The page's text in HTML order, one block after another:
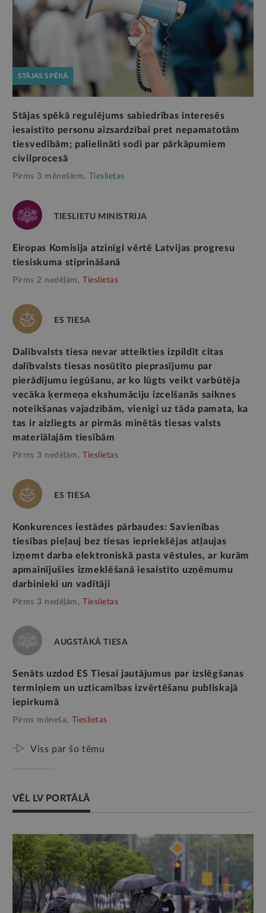
STĀJAS SPĒKĀ
Stājas spēkā regulējums sabiedrības interesēs
iesaistīto personu aizsardzībai pret nepamatotām
tiesvedībām; palielināti sodi par pārkāpumiem
civilprocesā
Pirms 3 mēnešiem, Tieslietas
TIESLIETU MINISTRIJA
Eiropas Komisija atzinīgi vērtē Latvijas progresu
tiesiskuma stiprināšanā
Pirms 2 nedēļām, Tieslietas
ES TIESA
Dalībvalsts tiesa nevar atteikties izpildīt citas
dalībvalsts tiesas nosūtīto pieprasījumu par
pierādījumu iegūšanu, ar ko lūgts veikt varbūtēja
vecāka ķermeņa ekshumāciju izcelšanās saiknes
noteikšanas vajadzībām, vienīgi uz tāda pamata, ka
tas ir aizliegts ar pirmās minētās tiesas valsts
materiālajām tiesībām
Pirms 3 nedēļām, Tieslietas
ES TIESA
Konkurences iestādes pārbaudes: Savienības
tiesības pieļauj bez tiesas iepriekšējas atļaujas
izņemt darba elektroniskā pasta vēstules, ar kurām
apmainījušies izmeklēšanā iesaistīto uzņēmumu
darbinieki un vadītāji
Pirms 3 nedēļām, Tieslietas
AUGSTĀKĀ TIESA
Senāts uzdod ES Tiesai jautājumus par izslēgšanas
termiņiem un uzticamības izvērtēšanu publiskajā
iepirkumā
Pirms mēneša, Tieslietas
Viss par šo tēmu
VĒL LV PORTĀLĀ